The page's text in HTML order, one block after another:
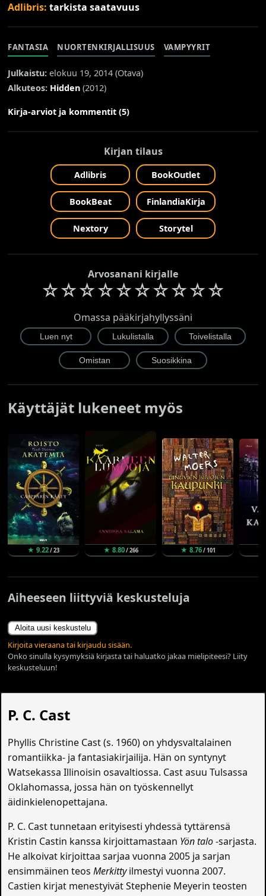
Adlibris:tarkista saatavuus
FANTASIA NUORTENKIRJALLISUUS VAMPYYRIT
Julkaistu: elokuu 19, 2014 (Otava)
Alkuteos: Hidden (2012)
Kirja-arviot ja kommentit (5)
Kirjan tilaus
Adlibris BookOutlet
BookBeat FinlandiaKirja
Nextory Storytel
Arvosanani kirjalle
☆☆☆☆☆☆☆☆☆☆
Omassa pääkirjahyllyssäni
Käyttäjät lukeneet myös
★ 9.22/ 23 ★ 8.80/ 266 ★ 8.76/ 101
Aiheeseen liittyviä keskusteluja
Aloita uusi keskustelu
Kirjoita vieraana tai kirjaudu sisään.
Onko sinulla kysymyksiä kirjasta tai haluatko jakaa mielipiteesi? Liity
keskusteluun!
P. C. Cast
Phyllis Christine Cast (s. 1960) on yhdysvaltalainen
romantiikka- ja fantasiakirjailija. Hän on syntynyt
Watsekassa Illinoisin osavaltiossa. Cast asuu Tulsassa
Oklahomassa, jossa hän on työskennellyt
äidinkielenopettajana.
P. C. Cast tunnetaan erityisesti yhdessä tyttärensä
Kristin Castin kanssa kirjoittamastaan Yön talo-sarjasta.
He alkoivat kirjoittaa sarjaa vuonna 2005 ja sarjan
ensimmäinen teosMerkittyilmestyi vuonna 2007.
Castien kirjat menestyivät Stephenie Meyerin teosten